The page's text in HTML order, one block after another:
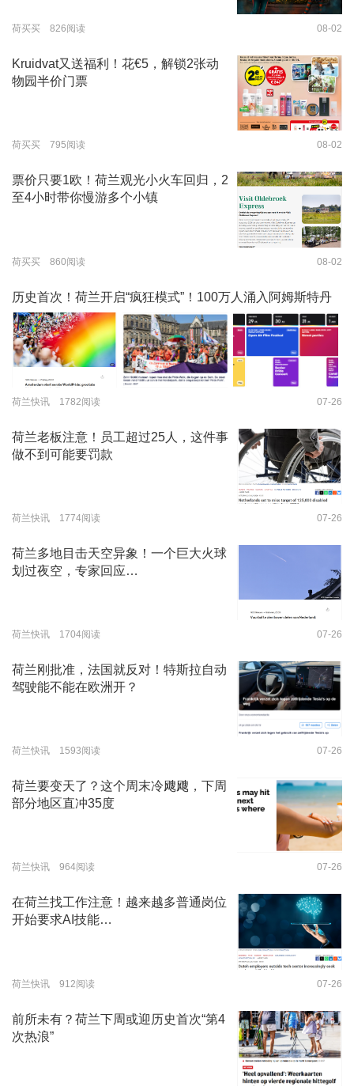
荷买买 826阅读 08-02
Kruidvat又送福利！花€5，解锁2张动
物园半价门票
荷买买 795阅读 08-02
票价只要1欧！荷兰观光小火车回归，2
至4小时带你慢游多个小镇
荷买买 860阅读 08-02
历史首次！荷兰开启“疯狂模式”！100万人涌入阿姆斯特丹
荷兰快讯 1782阅读 07-26
荷兰老板注意！员工超过25人，这件事
做不到可能要罚款
荷兰快讯 1774阅读 07-26
荷兰多地目击天空异象！一个巨大火球
划过夜空，专家回应…
荷兰快讯 1704阅读 07-26
荷兰刚批准，法国就反对！特斯拉自动
驾驶能不能在欧洲开？
荷兰快讯 1593阅读 07-26
荷兰要变天了？这个周末冷飕飕，下周
部分地区直冲35度
荷兰快讯 964阅读 07-26
在荷兰找工作注意！越来越多普通岗位
开始要求AI技能…
荷兰快讯 912阅读 07-26
前所未有？荷兰下周或迎历史首次“第4
次热浪”